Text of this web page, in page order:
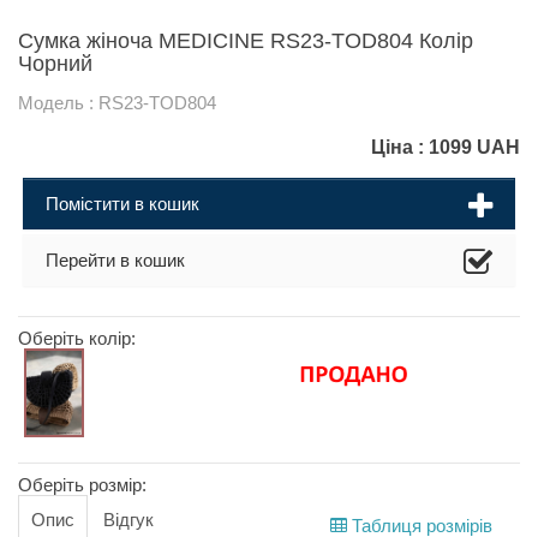
Сумка жіноча MEDICINE RS23-TOD804 Колір
Чорний
Модель : RS23-TOD804
Ціна : 1099 UAH
Помістити в кошик
Перейти в кошик
Оберіть колір:
Оберіть розмір:
Таблиця розмірів
Опис Відгук